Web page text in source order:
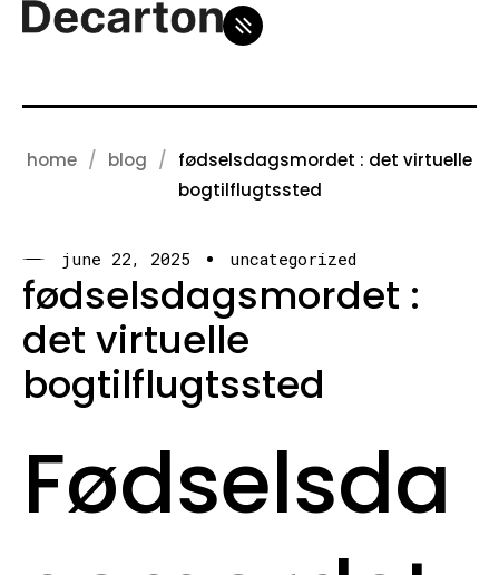
home blog
fødselsdagsmordet : det virtuelle
bogtilflugtssted
june 22, 2025 uncategorized
fødselsdagsmordet :
det virtuelle
bogtilflugtssted
Fødselsda